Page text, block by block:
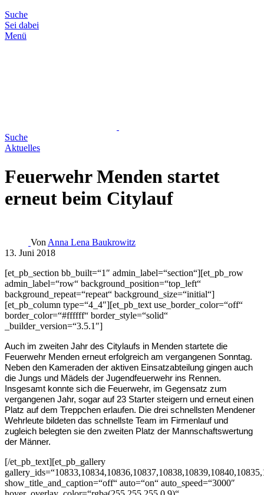
Suche
Sei dabei
Menü
Suche
Aktuelles
Feuerwehr Menden startet
erneut beim Citylauf
VonAnna Lena Baukrowitz
13. Juni 2018
[et_pb_section bb_built=“1″ admin_label=“section“][et_pb_row
admin_label=“row“ background_position=“top_left“
background_repeat=“repeat“ background_size=“initial“]
[et_pb_column type=“4_4″][et_pb_text use_border_color=“off“
border_color=“#ffffff“ border_style=“solid“
_builder_version=“3.5.1″]
Auch im zweiten Jahr des Citylaufs in Menden startete die
Feuerwehr Menden erneut erfolgreich am vergangenen Sonntag.
Neben den Kameraden der aktiven Einsatzabteilung gingen auch
die Jungs und Mädels der Jugendfeuerwehr ins Rennen.
Insgesamt konnte sich die Feuerwehr, im Gegensatz zum
vergangenen Jahr, sogar auf 23 Starter steigern und erneut einen
Platz auf dem Treppchen erlaufen. Die drei schnellsten Mendener
Wehrleute bildeten das schnellste Team im Firmenlauf und
zugleich belegten sie den zweiten Platz der Mannschaftswertung
der Männer.
[/et_pb_text][et_pb_gallery
show_title_and_caption=“off“ auto=“on“ auto_speed=“3000″